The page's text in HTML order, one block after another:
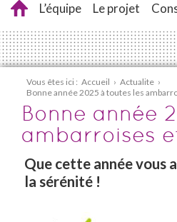
L’équipe Le projet
Vous êtes ici : Accueil › Actualite ›
Bonne année 2025 à toutes les
Bonne année
ambarroises
Que cette année vous
la sérénité !